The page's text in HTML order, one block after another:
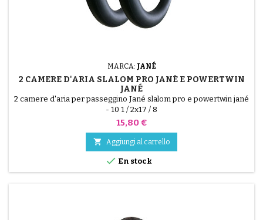
MARCA: JANÉ
2 CAMERE D'ARIA SLALOM PRO JANÉ E POWERTWIN
JANÉ
2 camere d'aria per passeggino Jané slalom pro e powertwin jané
- 10 1 / 2x17 / 8
Prezzo
15,80 €
 Aggiungi al carrello
 En stock